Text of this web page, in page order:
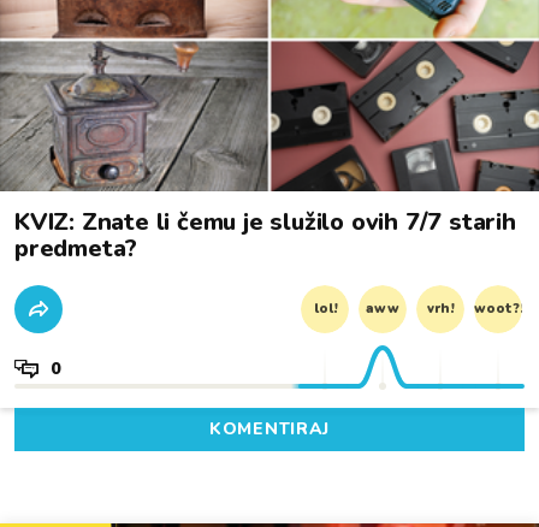
KVIZ: Znate li čemu je služilo ovih 7/7 starih
predmeta?
lol! aww vrh! woot?!
0
KOMENTIRAJ